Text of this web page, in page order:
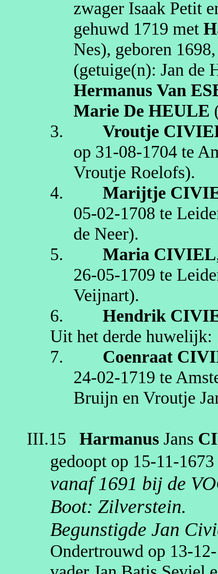
zwager Isaak Petit
gehuwd 1719 met
Nes), geboren 1698
(getuige(n):Jan de
Hermanus Van
Marie De HEULE
3.
Vroutje
op 31‑08‑1704 te
Vroutje Roelofs).
4.
Marijtje
05‑02‑1708 te
de Neer).
5.
Maria CIVIEL
26‑05‑1709 te
Veijnart).
6.
Hendrik
Uit het derde huwelijk:
7.
Coenraat
24‑02‑1719 te
Bruijn enVroutje
III.15 Harmanus Jans
gedoopt op 15‑11‑1673
vanaf 1691 bij de
Boot:Zilverstein.
Begunstigde Jan
Ondertrouwd op